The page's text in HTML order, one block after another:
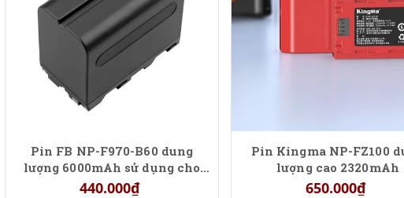
Pin FB NP-F970-B60 dung
lượng 6000mAh sử dụng cho
các loại đèn LED quay phim
440.000₫
Pin Kingma NP-FZ100
lượng cao 2320mAh
650.000₫